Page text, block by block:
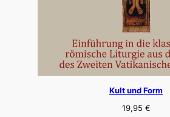
Kult und Form
19,95 €